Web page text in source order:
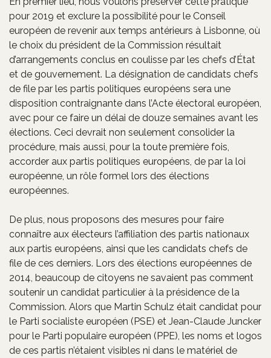
pour 2019 et exclure la possibilité pour le Conseil
européen de revenir aux temps antérieurs à Lisbonne, où
le choix du président de la Commission résultait
d’arrangements conclus en coulisse par les chefs d’État
et de gouvernement. La désignation de candidats chefs
de file par les partis politiques européens sera une
disposition contraignante dans l’Acte électoral européen,
avec pour ce faire un délai de douze semaines avant les
élections. Ceci devrait non seulement consolider la
procédure, mais aussi, pour la toute première fois,
accorder aux partis politiques européens, de par la loi
européenne, un rôle formel lors des élections
européennes.
De plus, nous proposons des mesures pour faire
connaître aux électeurs l’affiliation des partis nationaux
aux partis européens, ainsi que les candidats chefs de
file de ces derniers. Lors des élections européennes de
2014, beaucoup de citoyens ne savaient pas comment
soutenir un candidat particulier à la présidence de la
Commission. Alors que Martin Schulz était candidat pour
le Parti socialiste européen (PSE) et Jean-Claude Juncker
pour le Parti populaire européen (PPE), les noms et logos
de ces partis n’étaient visibles ni dans le matériel de